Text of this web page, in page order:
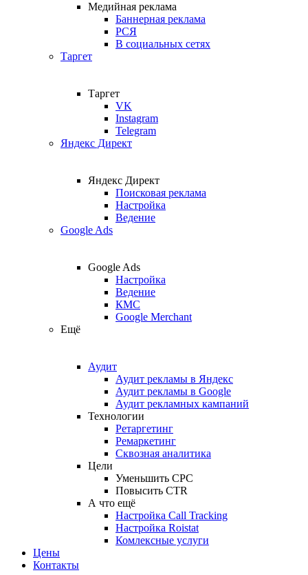
Медийная реклама
Баннерная реклама
РСЯ
В социальных сетях
Таргет
Таргет
VK
Instagram
Telegram
Яндекс Директ
Яндекс Директ
Поисковая реклама
Настройка
Ведение
Google Ads
Google Ads
Настройка
Ведение
КМС
Google Merchant
Ещё
Аудит
Аудит рекламы в Яндекс
Аудит рекламы в Google
Аудит рекламных кампаний
Технологии
Ретаргетинг
Ремаркетинг
Сквозная аналитика
Цели
Уменьшить CPC
Повысить CTR
А что ещё
Настройка Call Tracking
Настройка Roistat
Комлексные услуги
Цены
Контакты